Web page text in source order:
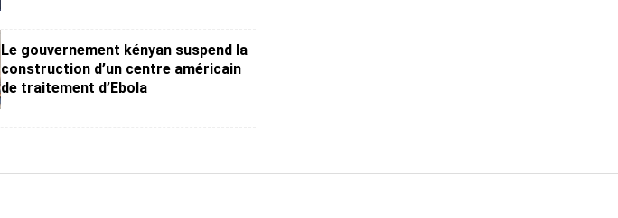
Le gouvernement kényan suspend la
construction d’un centre américain
de traitement d’Ebola